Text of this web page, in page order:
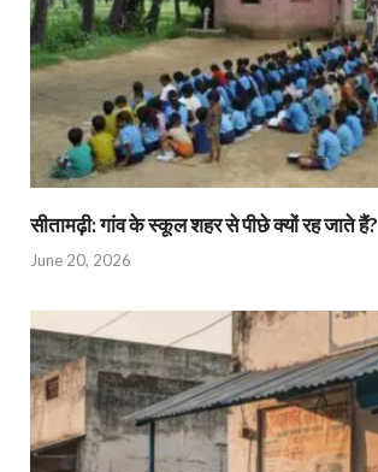
सीतामढ़ी: गांव के स्कूल शहर से पीछे क्यों रह जाते हैं?
June 20, 2026